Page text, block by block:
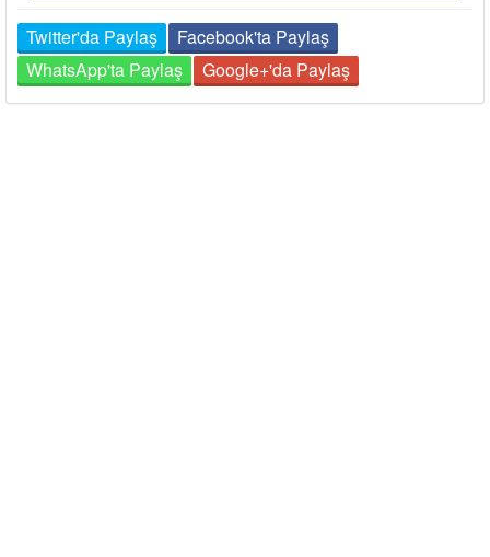
Twitter'da Paylaş
Facebook'ta Paylaş
WhatsApp'ta Paylaş
Google+'da Paylaş